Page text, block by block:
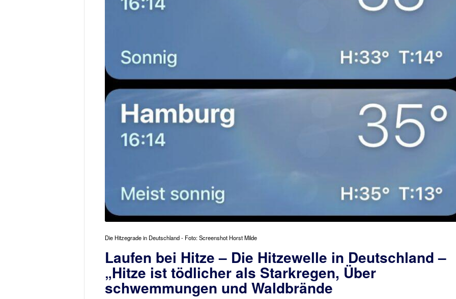
Die Hitzegrade in Deutschland - Foto: Screenshot Horst Milde
Laufen bei Hitze – Die Hitzewelle in Deutschland –
„Hitze ist tödlicher als Starkregen, Über
schwemmungen und Waldbrände